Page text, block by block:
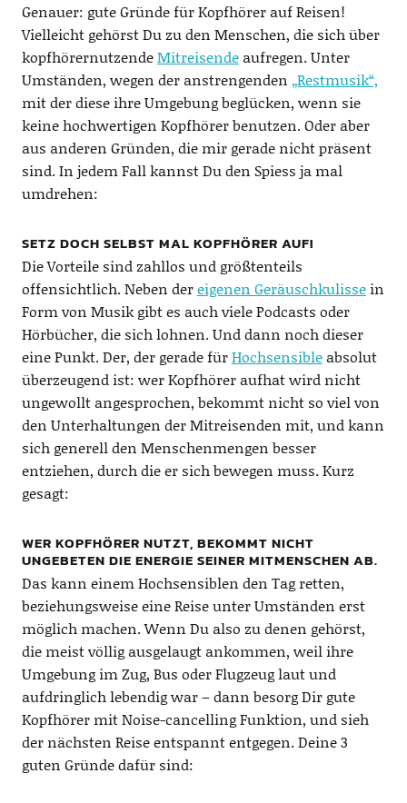
Genauer: gute Gründe für Kopfhörer auf Reisen!
Vielleicht gehörst Du zu den Menschen, die sich über
kopfhörernutzendeMitreisendeaufregen. Unter
Umständen, wegen der anstrengenden „Restmusik“,
mit der diese ihre Umgebung beglücken, wenn sie
keine hochwertigen Kopfhörer benutzen. Oder aber
aus anderen Gründen, die mir gerade nicht präsent
sind. In jedem Fall kannst Du den Spiess ja mal
umdrehen:
SETZ DOCH SELBST MAL KOPFHÖRER AUF!
Die Vorteile sind zahllos und größtenteils
offensichtlich. Neben dereigenen Geräuschkulissein
Form von Musik gibt es auch viele Podcasts oder
Hörbücher, die sich lohnen. Und dann noch dieser
eine Punkt. Der, der gerade fürHochsensibleabsolut
überzeugend ist: wer Kopfhörer aufhat wird nicht
ungewollt angesprochen, bekommt nicht so viel von
den Unterhaltungen der Mitreisenden mit, und kann
sich generell den Menschenmengen besser
entziehen, durch die er sich bewegen muss. Kurz
gesagt:
WER KOPFHÖRER NUTZT, BEKOMMT NICHT
UNGEBETEN DIE ENERGIE SEINER MITMENSCHEN AB.
Das kann einem Hochsensiblen den Tag retten,
beziehungsweise eine Reise unter Umständen erst
möglich machen. Wenn Du also zu denen gehörst,
die meist völlig ausgelaugt ankommen, weil ihre
Umgebung im Zug, Bus oder Flugzeug laut und
aufdringlich lebendig war – dann besorg Dir gute
Kopfhörer mit Noise-cancelling Funktion, und sieh
der nächsten Reise entspannt entgegen. Deine 3
guten Gründe dafür sind: